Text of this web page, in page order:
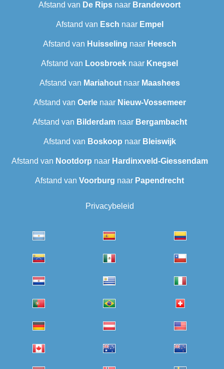
Afstand van De Rips naar Brandevoort
Afstand van Esch naar Empel
Afstand van Huisseling naar Heesch
Afstand van Loosbroek naar Knegsel
Afstand van Mariahoutnaar Maashees
Afstand van Oerlenaar Nieuw-Vossemeer
Afstand van Bilderdamnaar Bergambacht
Afstand van Boskoop naar Bleiswijk
Afstand van Nootdorp naar Hardinxveld-Giessendam
Afstand van Voorburg naar Papendrecht
Privacybeleid